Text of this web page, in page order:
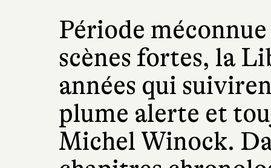
Période
scènes fortes, la
années qui
plume alerte et
Michel Winock.